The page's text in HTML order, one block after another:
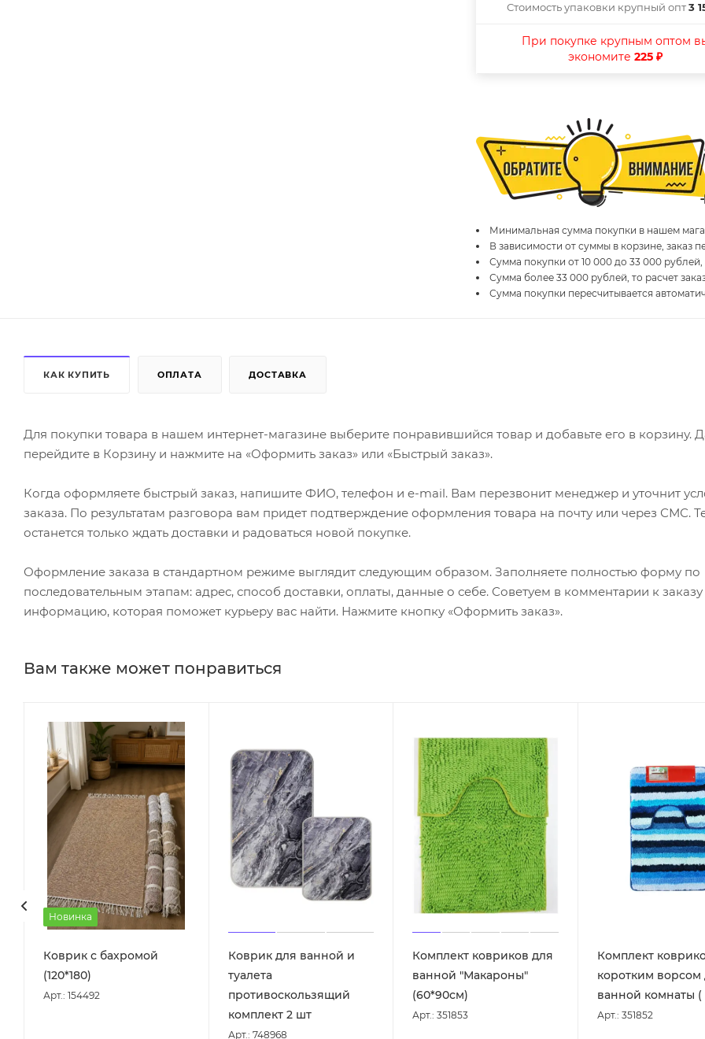
Стоимость упаковки крупный опт3
При покупке крупным оптом
экономите225 ₽
Минимальная сумма покупки в нашем
В зависимости от суммы в корзине, заказ
Сумма покупки от 10 000 до 33 000 рублей,
Сумма более 33 000 рублей, то расчет
Сумма покупки пересчитывается
КАК КУПИТЬ ОПЛАТА ДОСТАВКА
Для покупки товара в нашем интернет-магазине выберите понравившийся товар и добавьте его в корзину.
перейдите в Корзину и нажмите на «Оформить заказ» или «Быстрый заказ».
Когда оформляете быстрый заказ, напишите ФИО, телефон и e-mail. Вам перезвонит менеджер и уточнит
заказа. По результатам разговора вам придет подтверждение оформления товара на почту или через СМС.
останется только ждать доставки и радоваться новой покупке.
Оформление заказа в стандартном режиме выглядит следующим образом. Заполняете полностью форму по
последовательным этапам: адрес, способ доставки, оплаты, данные о себе. Советуем в комментарии к заказу
информацию, которая поможет курьеру вас найти. Нажмите кнопку «Оформить заказ».
Вам также может понравиться
Новинка
Коврик с бахромой
(120*180)
Арт.: 154492
Коврик для ванной и
туалета
противоскользящий
комплект 2 шт
Арт.: 748968
Комплект ковриков для
ванной "Макароны"
(60*90см)
Арт.: 351853
Комплект
коротким ворсом
ванной комнаты (
Арт.: 351852